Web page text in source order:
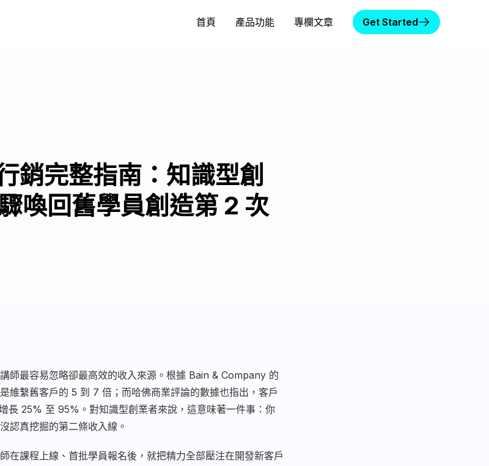
首頁 產品功能 專欄文章 Get Started
銷完整指南：知識型創
喚回舊學員創造第 2 次
師最容易忽略卻最高效的收入來源。根據 Bain & Company 的
維繫舊客戶的 5 到 7 倍；而哈佛商業評論的數據也指出，客戶
長 25% 至 95%。對知識型創業者來說，這意味著一件事：你
認真挖掘的第二條收入線。
在課程上線、首批學員報名後，就把精力全部壓注在開發新客戶